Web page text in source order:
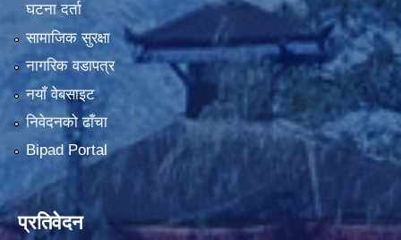
घटना दर्ता
सामाजिक सुरक्षा
नागरिक वडापत्र
नयाँ वेबसाइट
निवेदनको ढाँचा
Bipad Portal
प्रतिवेदन